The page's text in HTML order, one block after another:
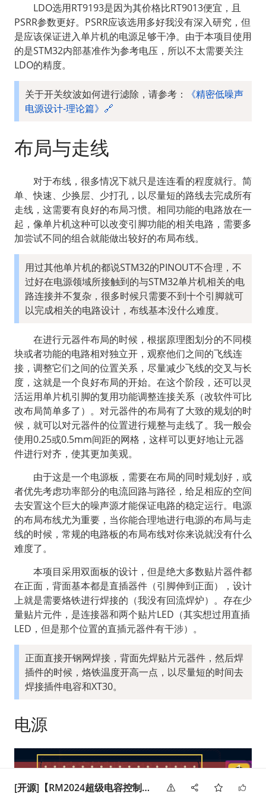
LDO选用RT9193是因为其价格比RT9013便宜，且
PSRR参数更好。PSRR应该选用多好我没有深入研究，但
是应该保证进入单片机的电源足够干净。由于本项目使用
的是STM32内部基准作为参考电压，所以不太需要关注
LDO的精度。
关于开关纹波如何进行滤除，请参考：
《精密低噪声
电源设计-理论篇》🔗
布局与走线
对于布线，很多情况下就只是连连看的程度就行。简
单、快速、少换层、少打孔，以尽量短的路线去完成所有
走线，这需要有良好的布局习惯。相同功能的电路放在一
起，像单片机这种可以改变引脚功能的相关电路，需要多
加尝试不同的组合就能做出较好的布局布线。
用过其他单片机的都说STM32的PINOUT不合理，不
过好在电源领域所接触到的与STM32单片机相关的电
路连接并不复杂，很多时候只需要不到十个引脚就可
以完成相关的电路设计，布线基本没什么难度。
在进行元器件布局的时候，根据原理图划分的不同模
块或者功能的电路相对独立开，观察他们之间的飞线连
接，调整它们之间的位置关系，尽量减少飞线的交叉与长
度，这就是一个良好布局的开始。在这个阶段，还可以灵
活运用单片机引脚的复用功能调整连接关系（改软件可比
改布局简单多了）。对元器件的布局有了大致的规划的时
候，就可以对元器件的位置进行规整与走线了。我一般会
使用0.25或0.5mm间距的网格，这样可以更好地让元器
件进行对齐，使其更加美观。
由于这是一个电源板，需要在布局的同时规划好，或
者优先考虑功率部分的电流回路与路径，给足相应的空间
去安置这个巨大的噪声源才能保证电路的稳定运行。电源
的布局布线尤为重要，当你能合理地进行电源的布局与走
线的时候，常规的电路板的布局布线对你来说就没有什么
难度了。
本项目采用双面板的设计，但是绝大多数贴片器件都
在正面，背面基本都是直插器件（引脚伸到正面），设计
上就是需要烙铁进行焊接的（我没有回流焊炉）。存在少
量贴片元件，是连接器和两个贴片LED（其实想过用直插
LED，但是那个位置的直插元器件有干涉）。
正面直接开钢网焊接，背面先焊贴片元器件，然后焊
插件的时候，烙铁温度开高一点，以尽量短的时间去
焊接插件电容和XT30。
电源
[开源]【RM2024超级电容控制板Lite「硬件篇」】桂林理工大学-群星战队